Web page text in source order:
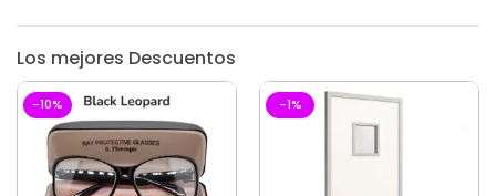
tiene
variantes.
Las
opciones
pueden
elegir
Los mejores Descuentos
-10% -1%